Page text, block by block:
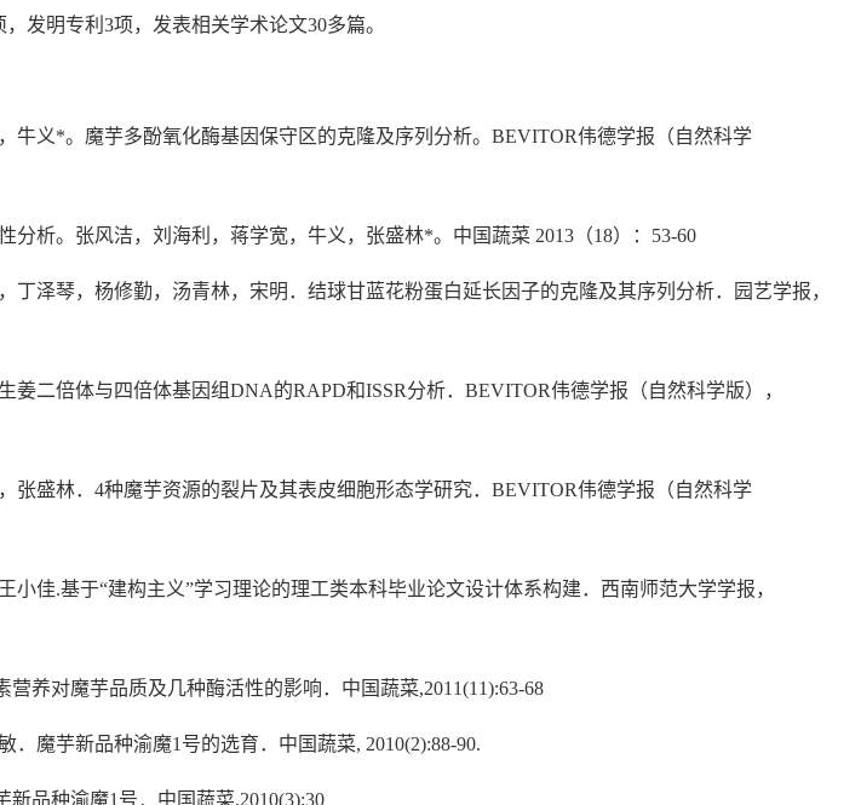
发明专利3项，发表相关学术论文30多篇。
牛义*。魔芋多酚氧化酶基因保守区的克隆及序列分析。BEVITOR伟德学报（自然科学
分析。张风洁，刘海利，蒋学宽，牛义，张盛林*。中国蔬菜 2013（18）：53-60
丁泽琴，杨修勤，汤青林，宋明．结球甘蓝花粉蛋白延长因子的克隆及其序列分析．园艺学报，
姜二倍体与四倍体基因组DNA的RAPD和ISSR分析．BEVITOR伟德学报（自然科学版），
张盛林．4种魔芋资源的裂片及其表皮细胞形态学研究．BEVITOR伟德学报（自然科学
小佳.基于“建构主义”学习理论的理工类本科毕业论文设计体系构建．西南师范大学学报，
营养对魔芋品质及几种酶活性的影响．中国蔬菜,2011(11):63-68
．魔芋新品种渝魔1号的选育．中国蔬菜, 2010(2):88-90.
新品种渝魔1号．中国蔬菜,2010(3):30